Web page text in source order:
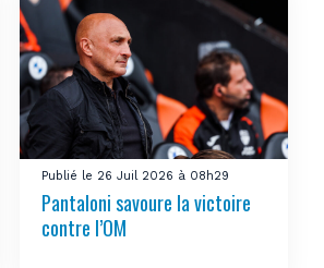
Publié le 26 Juil 2026 à 08h29
Pantaloni savoure la victoire
contre l’OM